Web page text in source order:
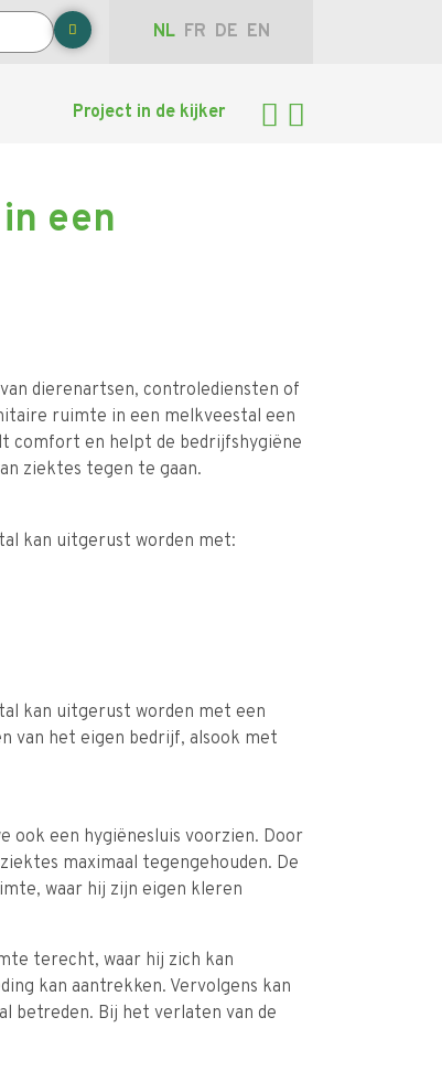
NL FR DE EN
Project in de kijker
een
dierenartsen, controlediensten of
ruimte in een melkveestal een
comfort en helpt de bedrijfshygiëne
ziektes tegen te gaan.
kan uitgerust worden met:
kan uitgerust worden met een
van het eigen bedrijf, alsook met
ook een hygiënesluis voorzien. Door
maximaal tegengehouden. De
waar hij zijn eigen kleren
terecht, waar hij zich kan
kan aantrekken. Vervolgens kan
betreden. Bij het verlaten van de